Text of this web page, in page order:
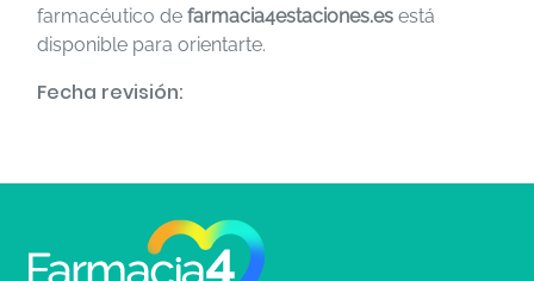
farmacéutico de farmacia4estaciones.es está
disponible para orientarte.
Fecha revisión: